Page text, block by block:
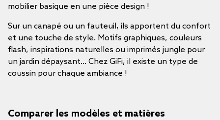
mobilier basique en une pièce design !
Sur un canapé ou un fauteuil, ils apportent du confort
et une touche de style. Motifs graphiques, couleurs
flash, inspirations naturelles ou imprimés jungle pour
un jardin dépaysant… Chez GiFi, il existe un type de
coussin pour chaque ambiance !
Comparer les modèles et matières